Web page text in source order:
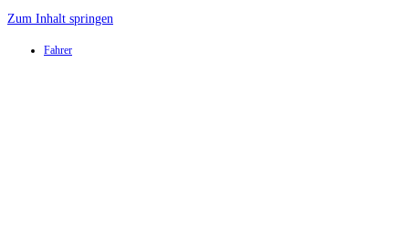
Zum Inhalt springen
Fahrer